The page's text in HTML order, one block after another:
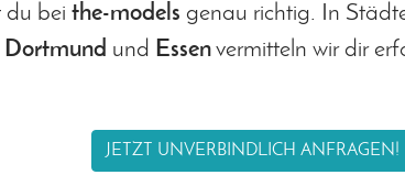
du bei the-models genau richtig. In
Dortmund und Essenvermitteln wir dir
JETZT UNVERBINDLICH ANFRAGEN!